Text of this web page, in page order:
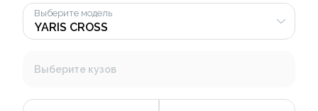
Выберите модель
Выберите кузов